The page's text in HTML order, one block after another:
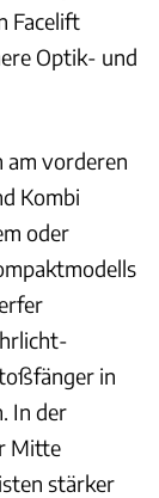
Facelift
Optik- und
am vorderen
Kombi
oder
in
In der
Mitte
stärker